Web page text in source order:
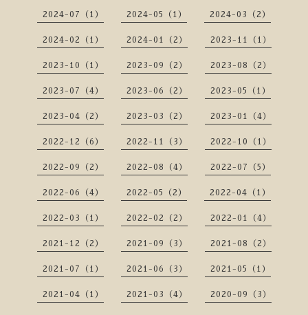
2024-07（1） 2024-05（1） 2024-03（2）
2024-02（1） 2024-01（2） 2023-11（1）
2023-10（1） 2023-09（2） 2023-08（2）
2023-07（4） 2023-06（2） 2023-05（1）
2023-04（2） 2023-03（2） 2023-01（4）
2022-12（6） 2022-11（3） 2022-10（1）
2022-09（2） 2022-08（4） 2022-07（5）
2022-06（4） 2022-05（2） 2022-04（1）
2022-03（1） 2022-02（2） 2022-01（4）
2021-12（2） 2021-09（3） 2021-08（2）
2021-07（1） 2021-06（3） 2021-05（1）
2021-04（1） 2021-03（4） 2020-09（3）